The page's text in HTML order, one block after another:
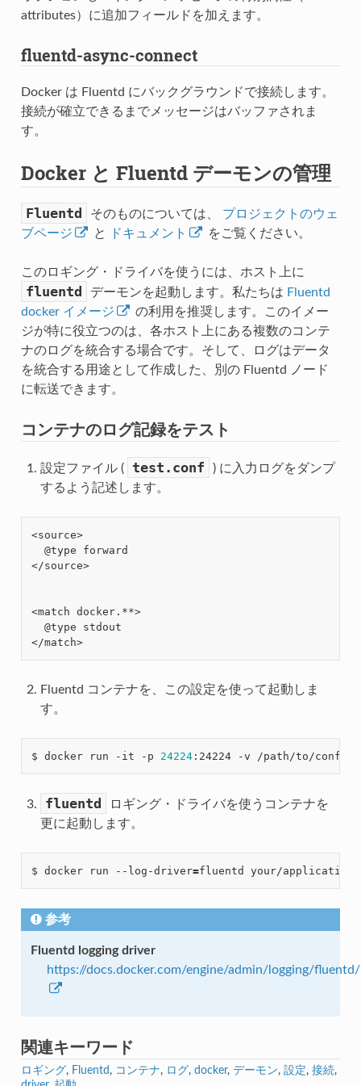
attributes）に追加フィールドを加えます。
fluentd-async-connect
Docker は Fluentd にバックグラウンドで接続します。
接続が確立できるまでメッセージはバッファされま
す。
Docker と Fluentd デーモンの管理
Fluentd そのものについては、 プロジェクトのウェ
ブページ
と ドキュメント をご覧ください。
このロギング・ドライバを使うには、ホスト上に
fluentd デーモンを起動します。私たちは Fluentd
docker イメージ
の利用を推奨します。このイメー
ジが特に役立つのは、各ホスト上にある複数のコンテ
ナのログを統合する場合です。そして、ログはデータ
を統合する用途として作成した、別の Fluentd ノード
に転送できます。
コンテナのログ記録をテスト
設定ファイル ( test.conf
) に入力ログをダンプ
するよう記述します。
<source>
  @type forward
</source>
<match docker.**>
  @type stdout
</match>
Fluentd コンテナを、この設定を使って起動しま
す。
$ docker run -it -p 24224:24224 -v /path/to/conf/
fluentd
ロギング・ドライバを使うコンテナを
更に起動します。
$ docker run --log-driver=
参考
Fluentd logging driver
https://docs.docker.com/engine/admin/logging/fluentd/
関連キーワード
ロギング, Fluentd , コンテナ, ログ, docker, デーモン, 設定, 接続,